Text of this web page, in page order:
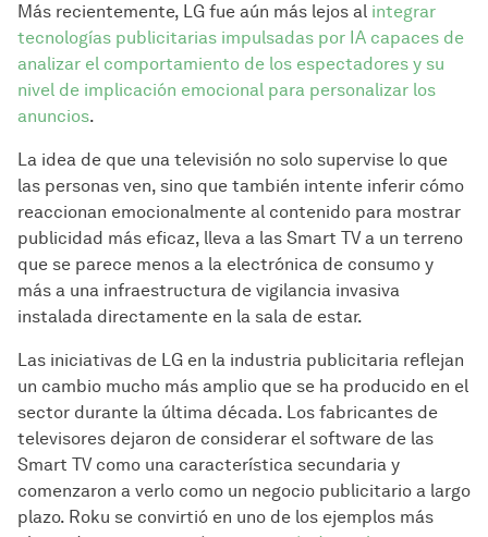
Más recientemente, LG fue aún más lejos al integrar
tecnologías publicitarias impulsadas por IA capaces de
analizar el comportamiento de los espectadores y su
nivel de implicación emocional para personalizar los
anuncios.
La idea de que una televisión no solo supervise lo que
las personas ven, sino que también intente inferir cómo
reaccionan emocionalmente al contenido para mostrar
publicidad más eficaz, lleva a las Smart TV a un terreno
que se parece menos a la electrónica de consumo y
más a una infraestructura de vigilancia invasiva
instalada directamente en la sala de estar.
Las iniciativas de LG en la industria publicitaria reflejan
un cambio mucho más amplio que se ha producido en el
sector durante la última década. Los fabricantes de
televisores dejaron de considerar el software de las
Smart TV como una característica secundaria y
comenzaron a verlo como un negocio publicitario a largo
plazo. Roku se convirtió en uno de los ejemplos más